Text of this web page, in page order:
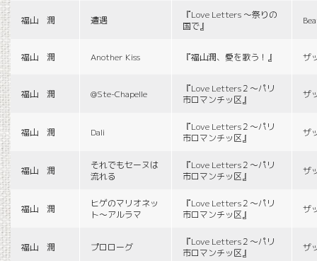
福山 潤 遭遇
『Love Letters 〜祭りの
国で』
福山 潤 Another Kiss 『福山潤、愛を歌う！』 ザ
福山 潤 @Ste-Chapelle
『Love Letters２〜パリ
市ロマンチッ区』
ザ
福山 潤 Dali
『Love Letters２〜パリ
市ロマンチッ区』
ザ
福山 潤
それでもセーヌは
流れる
『Love Letters２〜パリ
市ロマンチッ区』
ザ
福山 潤
ヒゲのマリオネッ
ト〜アルラマ
『Love Letters２〜パリ
市ロマンチッ区』
ザ
福山 潤 プロローグ
『Love Letters２〜パリ
市ロマンチッ区』
ザ